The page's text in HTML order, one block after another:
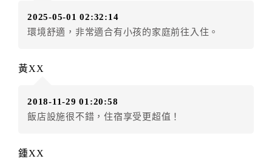
滿18歲。
2025-05-01 02:32:14
環境舒適，非常適合有小孩的家庭前往入住。
黃XX
2018-11-29 01:20:58
飯店設施很不錯，住宿享受更超值！
鍾XX